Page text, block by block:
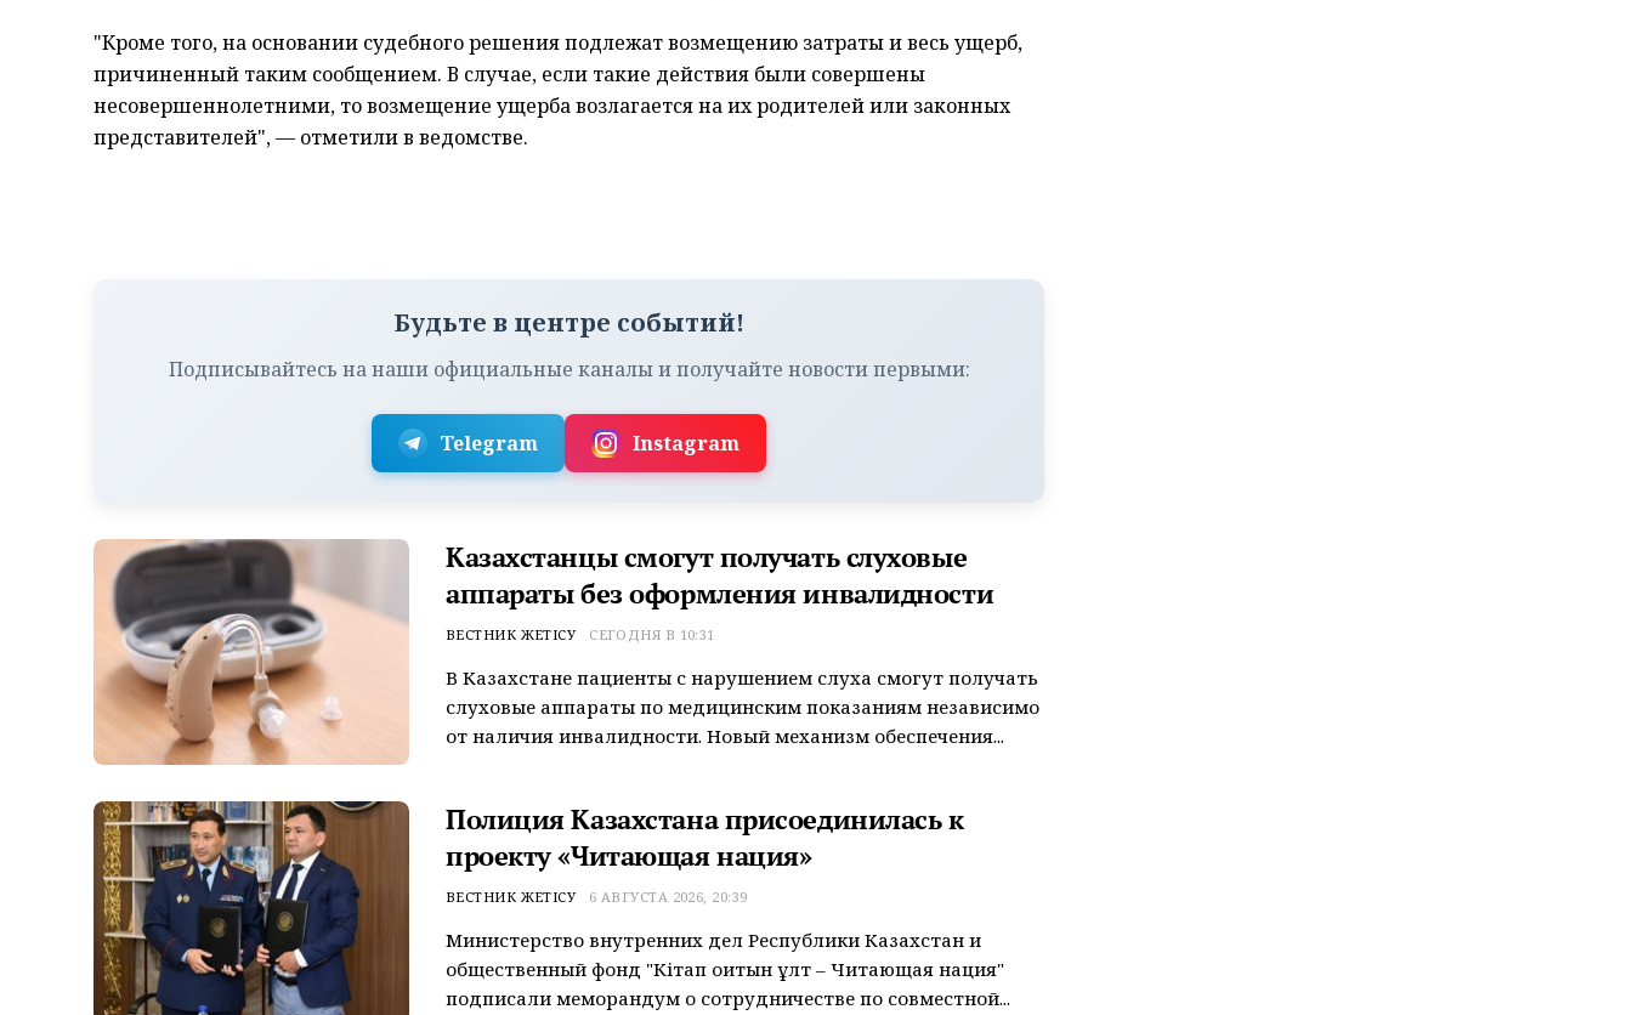
"Кроме того, на основании судебного решения подлежат возмещению затраты и весь ущерб,
причиненный таким сообщением. В случае, если такие действия были совершены
несовершеннолетними, то возмещение ущерба возлагается на их родителей или законных
представителей", — отметили в ведомстве.
Будьте в центре событий!
Подписывайтесь на наши официальные каналы и получайте новости первыми:
Telegram Instagram
Казахстанцы смогут получать слуховые
аппараты без оформления инвалидности
ВЕСТНИК ЖЕТІСУ СЕГОДНЯ В 10:31
В Казахстане пациенты с нарушением слуха смогут получать
слуховые аппараты по медицинским показаниям независимо
от наличия инвалидности. Новый механизм обеспечения...
Полиция Казахстана присоединилась к
проекту «Читающая нация»
ВЕСТНИК ЖЕТІСУ 6 АВГУСТА 2026, 20:39
Министерство внутренних дел Республики Казахстан и
общественный фонд "Кітап оқитын ұлт – Читающая нация"
подписали меморандум о сотрудничестве по совместной...